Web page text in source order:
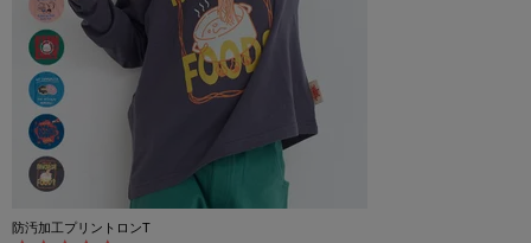
防汚加工プリントロンT